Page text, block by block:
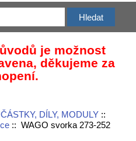
je možnost
děkujeme za
DÍLY, MODULY::
:: WAGO svorka 273-252